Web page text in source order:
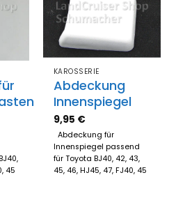
45
Merkzettel
hinzufügen
KAROSSERIE
Abdeckung
Innenspiegel
9,95 €
Abdeckung für
Innenspiegel passend
für Toyota BJ40, 42, 43,
45, 46, HJ45, 47, FJ40, 45